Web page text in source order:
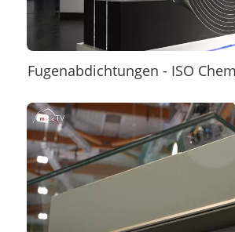
Fugenabdichtungen - ISO